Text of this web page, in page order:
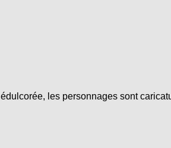
les personnages sont